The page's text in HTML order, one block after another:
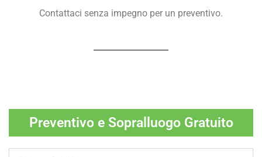
Contattaci senza impegno per un preventivo.
Preventivo e Sopralluogo Gratuito